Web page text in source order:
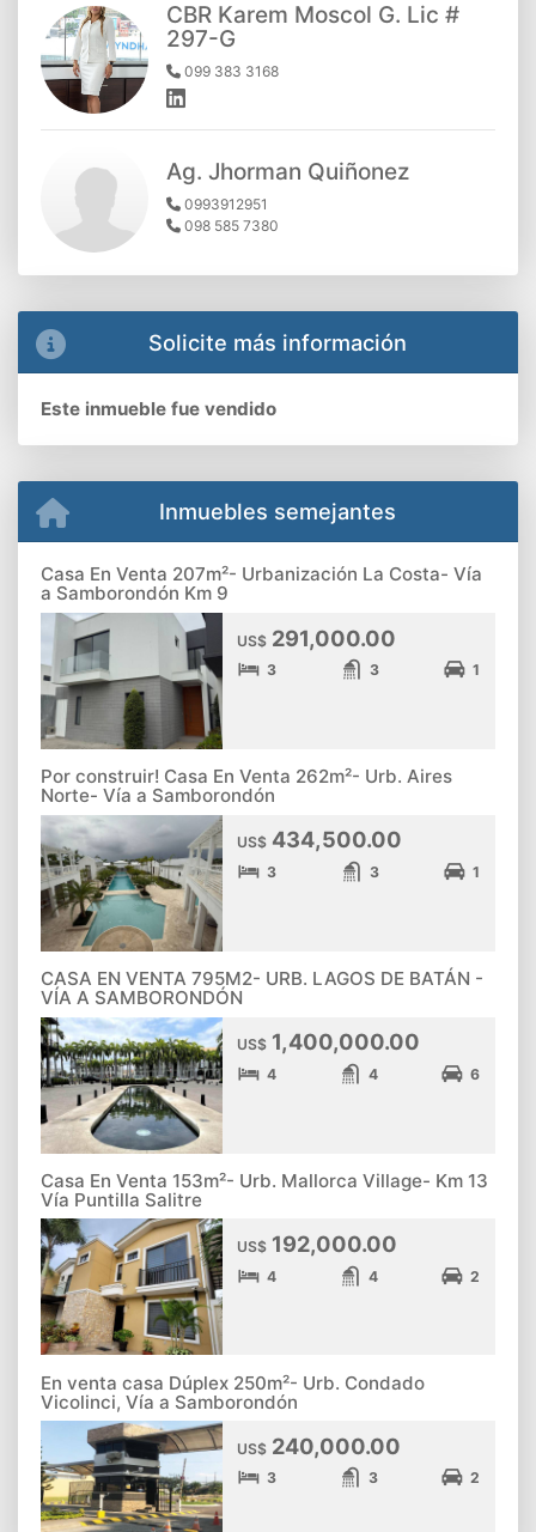
CBR Karem Moscol G. Lic #
297-G
099 383 3168
Ag. Jhorman Quiñonez
0993912951
098 585 7380
Solicite más información
Este inmueble fue vendido
Inmuebles semejantes
Casa En Venta 207m²- Urbanización La Costa- Vía
a Samborondón Km 9
US$ 291,000.00
3 3 1
Por construir! Casa En Venta 262m²- Urb. Aires
Norte- Vía a Samborondón
US$ 434,500.00
3 3 1
CASA EN VENTA 795M2- URB. LAGOS DE BATÁN -
VÍA A SAMBORONDÓN
US$ 1,400,000.00
4 4 6
Casa En Venta 153m²- Urb. Mallorca Village- Km 13
Vía Puntilla Salitre
US$ 192,000.00
4 4 2
En venta casa Dúplex 250m²- Urb. Condado
Vicolinci, Vía a Samborondón
US$ 240,000.00
3 3 2